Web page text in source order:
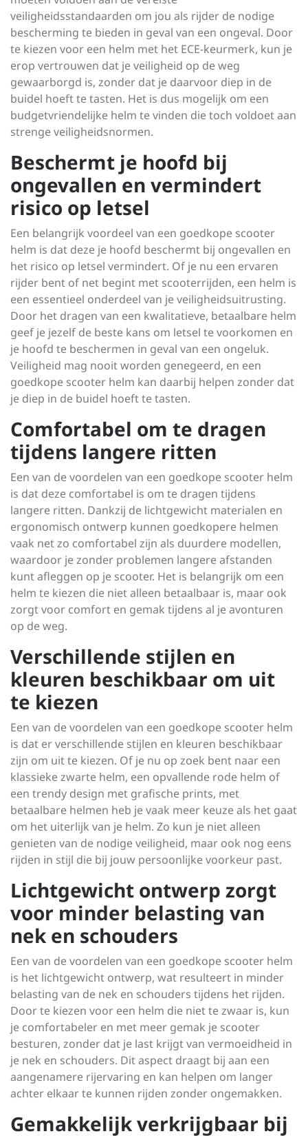
veiligheidsstandaarden om jou als rijder de nodige
bescherming te bieden in geval van een ongeval. Door
te kiezen voor een helm met het ECE-keurmerk, kun je
erop vertrouwen dat je veiligheid op de weg
gewaarborgd is, zonder dat je daarvoor diep in de
buidel hoeft te tasten. Het is dus mogelijk om een
budgetvriendelijke helm te vinden die toch voldoet aan
strenge veiligheidsnormen.
Beschermt je hoofd bij
ongevallen en vermindert
risico op letsel
Een belangrijk voordeel van een goedkope scooter
helm is dat deze je hoofd beschermt bij ongevallen en
het risico op letsel vermindert. Of je nu een ervaren
rijder bent of net begint met scooterrijden, een helm is
een essentieel onderdeel van je veiligheidsuitrusting.
Door het dragen van een kwalitatieve, betaalbare helm
geef je jezelf de beste kans om letsel te voorkomen en
je hoofd te beschermen in geval van een ongeluk.
Veiligheid mag nooit worden genegeerd, en een
goedkope scooter helm kan daarbij helpen zonder dat
je diep in de buidel hoeft te tasten.
Comfortabel om te dragen
tijdens langere ritten
Een van de voordelen van een goedkope scooter helm
is dat deze comfortabel is om te dragen tijdens
langere ritten. Dankzij de lichtgewicht materialen en
ergonomisch ontwerp kunnen goedkopere helmen
vaak net zo comfortabel zijn als duurdere modellen,
waardoor je zonder problemen langere afstanden
kunt afleggen op je scooter. Het is belangrijk om een
helm te kiezen die niet alleen betaalbaar is, maar ook
zorgt voor comfort en gemak tijdens al je avonturen
op de weg.
Verschillende stijlen en
kleuren beschikbaar om uit
te kiezen
Een van de voordelen van een goedkope scooter helm
is dat er verschillende stijlen en kleuren beschikbaar
zijn om uit te kiezen. Of je nu op zoek bent naar een
klassieke zwarte helm, een opvallende rode helm of
een trendy design met grafische prints, met
betaalbare helmen heb je vaak meer keuze als het gaat
om het uiterlijk van je helm. Zo kun je niet alleen
genieten van de nodige veiligheid, maar ook nog eens
rijden in stijl die bij jouw persoonlijke voorkeur past.
Lichtgewicht ontwerp zorgt
voor minder belasting van
nek en schouders
Een van de voordelen van een goedkope scooter helm
is het lichtgewicht ontwerp, wat resulteert in minder
belasting van de nek en schouders tijdens het rijden.
Door te kiezen voor een helm die niet te zwaar is, kun
je comfortabeler en met meer gemak je scooter
besturen, zonder dat je last krijgt van vermoeidheid in
je nek en schouders. Dit aspect draagt bij aan een
aangenamere rijervaring en kan helpen om langer
achter elkaar te kunnen rijden zonder ongemakken.
Gemakkelijk verkrijgbaar bij